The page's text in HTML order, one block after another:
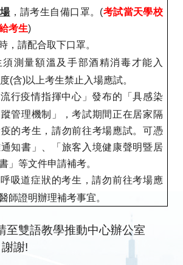
，請考生自備口罩。 (考試當天學校
考生)
，請配合取下口罩。
須測量額溫及手部酒精消毒才能入
度(含)以上考生禁止入場應試。
行疫情指揮中心」發布的「具感染
管理機制」，考試期間正在居家隔
的考生，請勿前往考場應試。可憑
通知書」、「旅客入境健康聲明暨居
」等文件申請補考。
吸道症狀的考生，請勿前往考場應
師證明辦理補考事宜。
至雙語教學推動中心辦公室
謝!